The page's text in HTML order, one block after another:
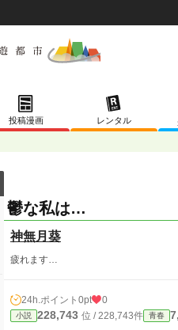
投稿漫画 レンタル
鬱な私は…
神無月葵
疲れます…
24h.ポイント 0pt 0
小説 228,743 位 / 228,743件 青春